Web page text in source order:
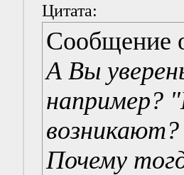
Цитата:
Сообщение
А Вы
например?
возникают?
Почему